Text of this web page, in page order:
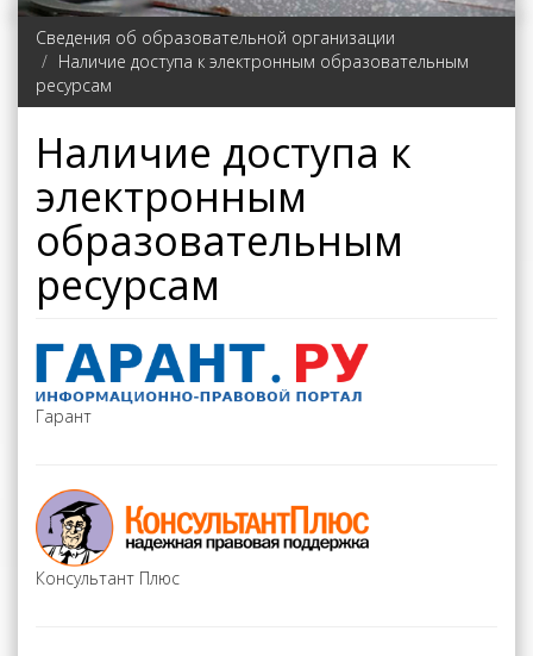
Сведения об образовательной организации
Наличие доступа к электронным образовательным
ресурсам
Наличие доступа к
электронным
образовательным
ресурсам
Гарант
Консультант Плюс